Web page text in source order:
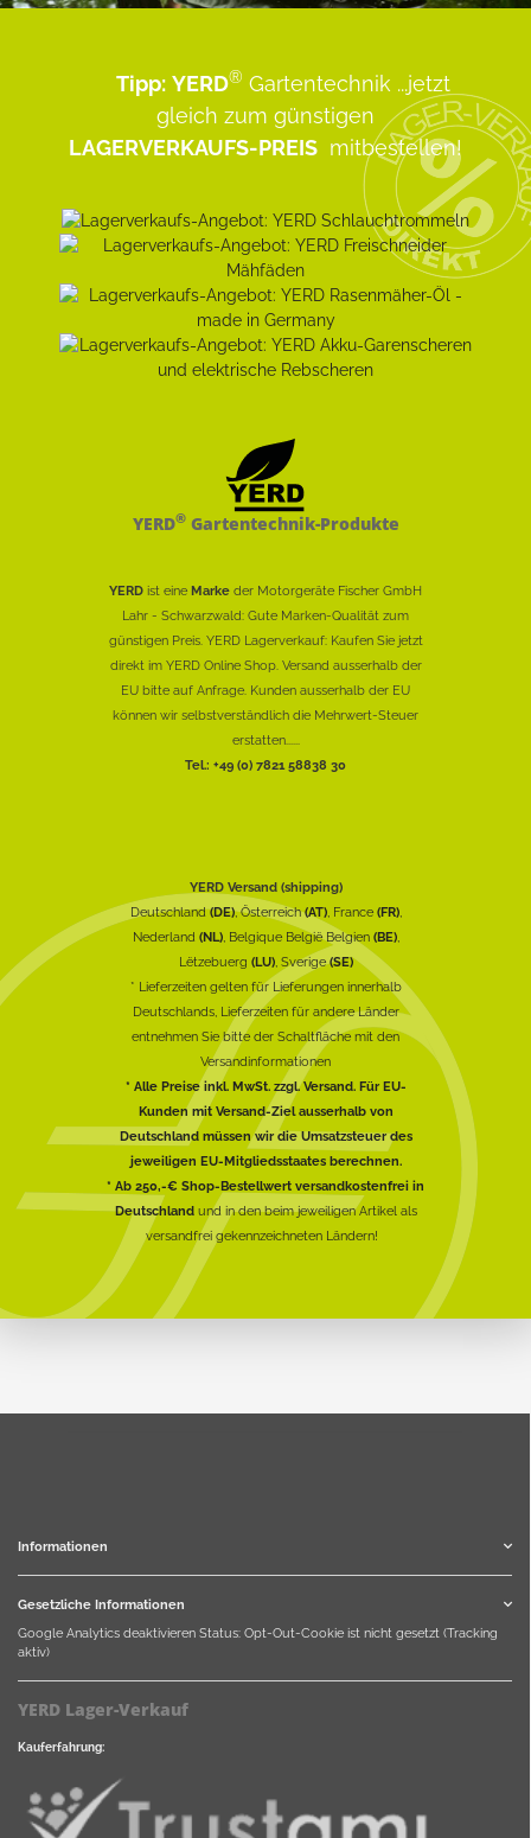
Tipp: YERD® Gartentechnik ...jetzt
gleich zum günstigen
LAGERVERKAUFS-PREIS mitbestellen!
YERD®Gartentechnik-Produkte
YERD ist eine Marke der Motorgeräte Fischer GmbH
Lahr - Schwarzwald: Gute Marken-Qualität zum
günstigen Preis. YERD Lagerverkauf: Kaufen Sie jetzt
direkt im YERD Online Shop. Versand ausserhalb der
EU bitte auf Anfrage. Kunden ausserhalb der EU
können wir selbstverständlich die Mehrwert-Steuer
erstatten......
Tel.: +49 (0) 7821 58838 30
YERD Versand (shipping)
Deutschland(DE), Österreich(AT), France (FR),
Nederland (NL), Belgique België Belgien (BE),
Lëtzebuerg (LU), Sverige(SE)
* Lieferzeiten gelten für Lieferungen innerhalb
Deutschlands, Lieferzeiten für andere Länder
entnehmen Sie bitte der Schaltfläche mit den
Versandinformationen
* Alle Preise inkl. MwSt. zzgl. Versand. Für EU-
Kunden mit Versand-Ziel ausserhalb von
Deutschland müssen wir die Umsatzsteuer des
jeweiligen EU-Mitgliedsstaates berechnen.
* Ab 250,-€ Shop-Bestellwert versandkostenfrei in
Deutschlandund in den beim jeweiligen Artikel als
versandfrei gekennzeichneten Ländern!
Informationen
Gesetzliche Informationen
Google Analytics deaktivieren Status: Opt-Out-Cookie ist nicht gesetzt (Tracking
aktiv)
YERD Lager-Verkauf
Kauferfahrung: